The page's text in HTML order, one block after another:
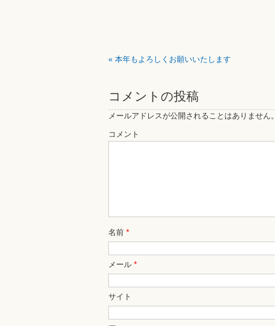
« 本年もよろしくお願いいたします
コメントの投稿
メールアドレスが公開されることはありません。
コメント
名前 *
メール *
サイト